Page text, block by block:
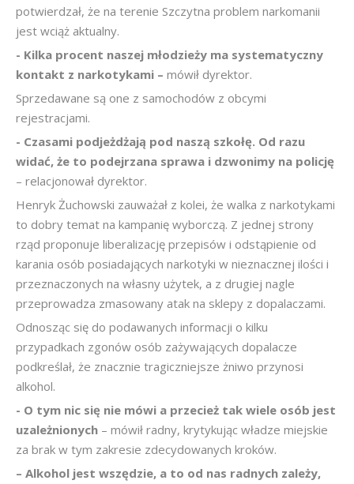
potwierdzał, że na terenie Szczytna problem narkomanii
jest wciąż aktualny.
- Kilka procent naszej młodzieży ma systematyczny
kontakt z narkotykami – mówił dyrektor.
Sprzedawane są one z samochodów z obcymi
rejestracjami.
- Czasami podjeżdżają pod naszą szkołę. Od razu
widać, że to podejrzana sprawa i dzwonimy na policję
– relacjonował dyrektor.
Henryk Żuchowski zauważał z kolei, że walka z narkotykami
to dobry temat na kampanię wyborczą. Z jednej strony
rząd proponuje liberalizację przepisów i odstąpienie od
karania osób posiadających narkotyki w nieznacznej ilości i
przeznaczonych na własny użytek, a z drugiej nagle
przeprowadza zmasowany atak na sklepy z dopalaczami.
Odnosząc się do podawanych informacji o kilku
przypadkach zgonów osób zażywających dopalacze
podkreślał, że znacznie tragiczniejsze żniwo przynosi
alkohol.
- O tym nic się nie mówi a przecież tak wiele osób jest
uzależnionych – mówił radny, krytykując władze miejskie
za brak w tym zakresie zdecydowanych kroków.
– Alkohol jest wszędzie, a to od nas radnych zależy,